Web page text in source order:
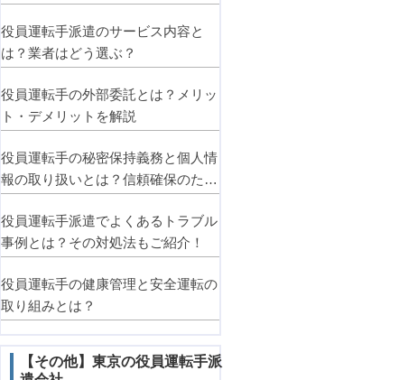
役員運転手派遣のサービス内容と
は？業者はどう選ぶ？
役員運転手の外部委託とは？メリッ
ト・デメリットを解説
役員運転手の秘密保持義務と個人情
報の取り扱いとは？信頼確保のため
役員運転手派遣でよくあるトラブル
事例とは？その対処法もご紹介！
役員運転手の健康管理と安全運転の
取り組みとは？
【その他】東京の役員運転手派